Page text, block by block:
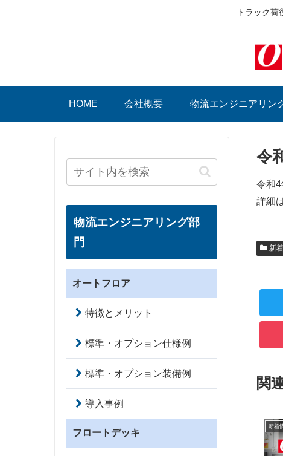
トラック
HOME 会社概要 物流エンジニアリン
令
令和4
詳細
新
関
新着
物流エンジニアリング部
門
オートフロア
特徴とメリット
標準・オプション仕様例
標準・オプション装備例
導入事例
フロートデッキ